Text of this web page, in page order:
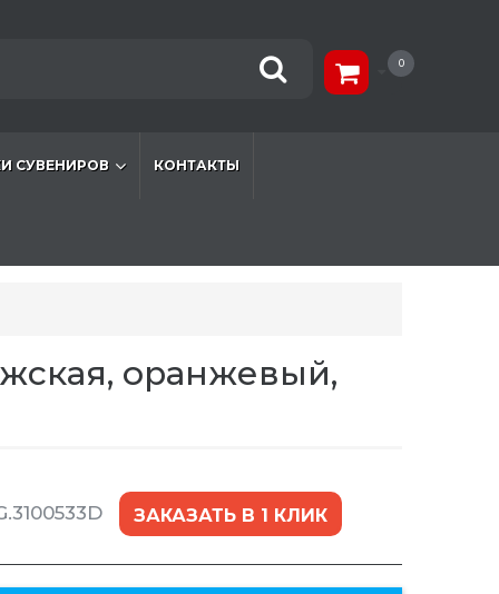
0
СУВЕНИРОВ КОНТАКТЫ
оранжевый,
ЗАКАЗАТЬ В 1 КЛИК